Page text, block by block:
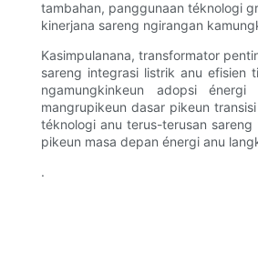
tambahan, panggunaan téknologi
kinerjana sareng ngirangan
Kasimpulanana, transformator
sareng integrasi listrik anu efisien
ngamungkinkeun adopsi
mangrupikeun dasar pikeun
téknologi anu terus-terusan
pikeun masa depan énergi anu
.